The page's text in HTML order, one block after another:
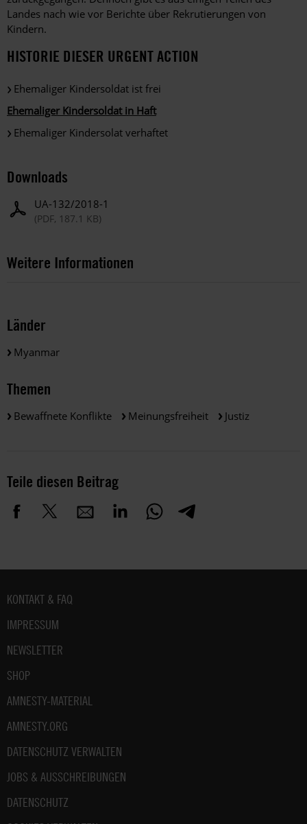
Landes nach wie vor Berichte über Rekrutierungen von
Kindern.
HISTORIE DIESER URGENT ACTION
Ehemaliger Kindersoldat ist frei
Ehemaliger Kindersoldat in Haft
Ehemaliger Kindersolat verhaftet
Downloads
UA-132/2018-1
(PDF, 187.1 KB)
Weitere Informationen
Länder
Myanmar
Themen
Bewaffnete Konflikte Meinungsfreiheit Justiz
Teile diesen Beitrag
Fußbereich
KONTAKT & FAQ
IMPRESSUM
NEWSLETTER
SHOP
AMNESTY-MATERIAL
AMNESTY.ORG
DATENSCHUTZ VERWALTEN
JOBS & AUSSCHREIBUNGEN
DATENSCHUTZ